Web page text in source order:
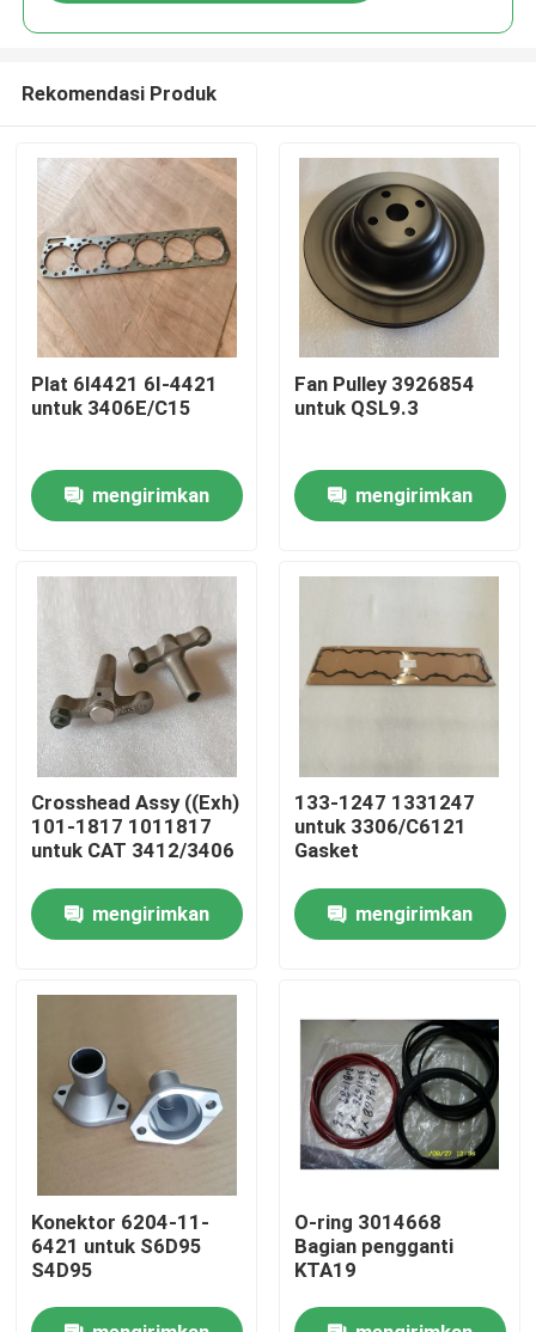
Produk
Video
Tentang Kami
Tur Pabrik
Hubungi Kami
unduh
Blog
Rekomendasi Produk
Plat 6I4421 6I-4421
untuk 3406E/C15
mengirimkan
Fan Pulley 3926854
untuk QSL9.3
mengirimkan
Crosshead Assy ((Exh)
101-1817 1011817
untuk CAT 3412/3406
mengirimkan
133-1247 1331247
untuk 3306/C6121
Gasket
mengirimkan
Konektor 6204-11-
6421 untuk S6D95
S4D95
O-ring 3014668
Bagian pengganti
KTA19